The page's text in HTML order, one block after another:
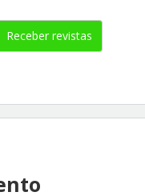
Receber revistas